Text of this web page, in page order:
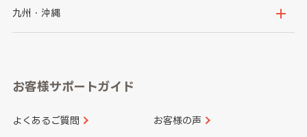
神奈川県
山梨県
愛知県
京都府
和歌山県
鳥取県
山口県
香川県 愛媛県
九州・沖縄
長崎県
大分県 宮崎県
お客様サポートガイド
よくあるご質問 お客様の声